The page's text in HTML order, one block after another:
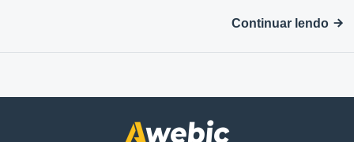
Continuar lendo